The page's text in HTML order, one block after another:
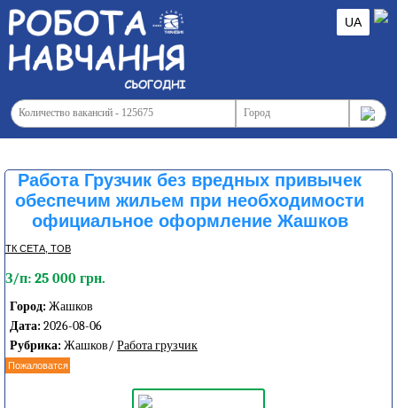
UA
Работа Грузчик без вредных привычек
обеспечим жильем при необходимости
официальное оформление Жашков
ТК СЕТА, ТОВ
З/п: 25 000 грн.
Город: Жашков
Дата: 2026-08-06
Рубрика: Жашков/ Работа грузчик
Пожаловатся